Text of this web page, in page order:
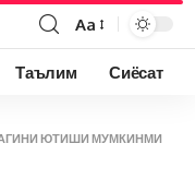
Aa
Таълим Сиёсат
ЮТИШИ МУМКИНМИ